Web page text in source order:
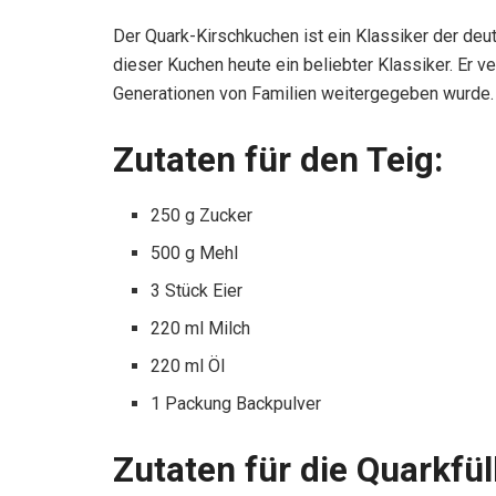
Der Quark-Kirschkuchen ist ein Klassiker der
dieser Kuchen heute ein beliebter Klassiker. Er
Generationen von Familien weitergegeben wurde.
Zutaten für den Teig:
250 g Zucker
500 g Mehl
3 Stück Eier
220 ml Milch
220 ml Öl
1 Packung Backpulver
Zutaten für die